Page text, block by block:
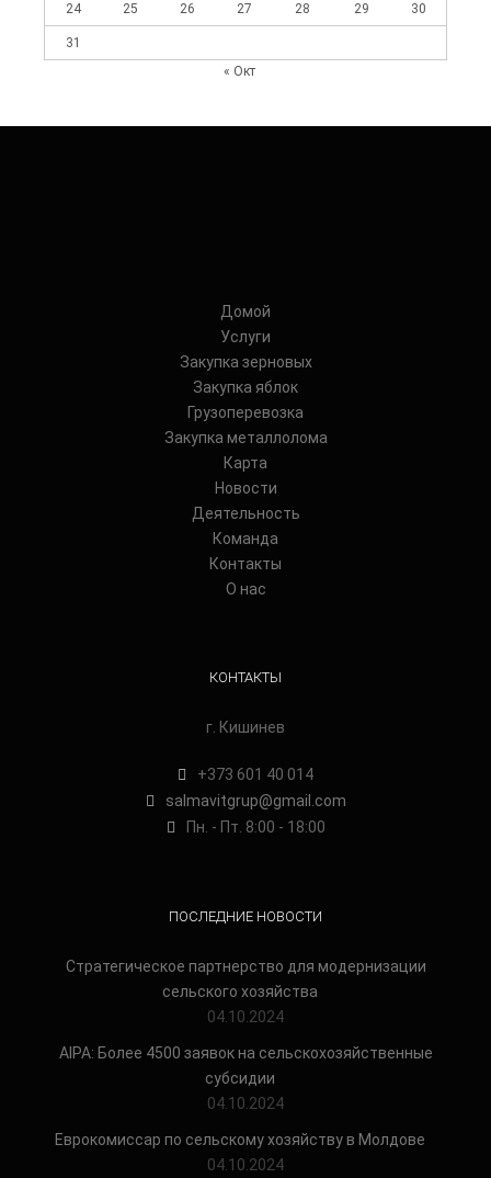
24 25 26 27 28 29 30
31
« Окт
Домой
Услуги
Закупка зерновых
Закупка яблок
Грузоперевозка
Закупка металлолома
Карта
Новости
Деятельность
Команда
Контакты
О нас
КОНТАКТЫ
г. Кишинев
+373 601 40 014
salmavitgrup@gmail.com
Пн. - Пт. 8:00 - 18:00
ПОСЛЕДНИЕ НОВОСТИ
Стратегическое партнерство для модернизации
сельского хозяйства
04.10.2024
AIPA: Более 4500 заявок на сельскохозяйственные
субсидии
04.10.2024
Еврокомиссар по сельскому хозяйству в Молдове
04.10.2024